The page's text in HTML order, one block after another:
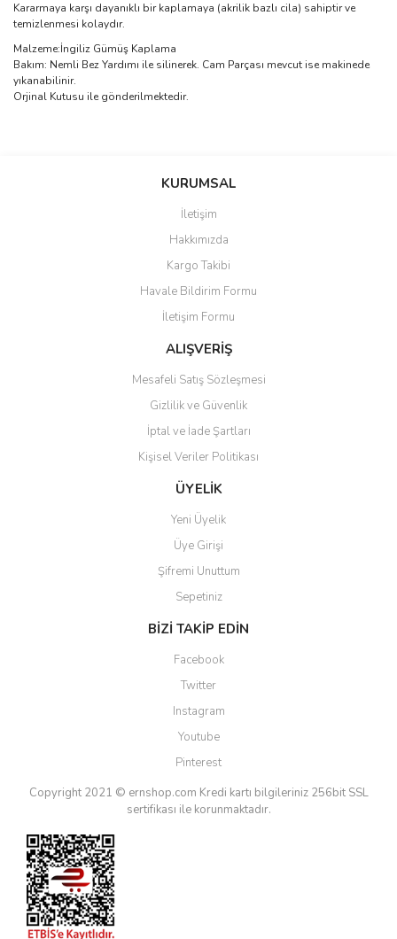
Kararmaya karşı dayanıklı bir kaplamaya (akrilik bazlı cila) sahiptir ve
temizlenmesi kolaydır.
Malzeme:İngiliz Gümüş Kaplama
Bakım: Nemli Bez Yardımı ile silinerek. Cam Parçası mevcut ise makinede
yıkanabilinir.
Orjinal Kutusu ile gönderilmektedir.
Bu ürüne ilk yorumu siz yapın!
Ürün resmi kalitesiz, bozuk veya görüntülenemiyor.
Ürün açıklamasında eksik bilgiler bulunuyor.
Ürün bilgilerinde hatalar bulunuyor.
Ürün fiyatı diğer sitelerden daha pahalı.
Bu ürüne benzer farklı alternatifler olmalı.
Gönder
KURUMSAL
İletişim
Hakkımızda
Kargo Takibi
Havale Bildirim Formu
İletişim Formu
ALIŞVERİŞ
Mesafeli Satış Sözleşmesi
Gizlilik ve Güvenlik
İptal ve İade Şartları
Kişisel Veriler Politikası
ÜYELİK
Yeni Üyelik
Üye Girişi
Şifremi Unuttum
Sepetiniz
BİZİ TAKİP EDİN
Facebook
Twitter
Instagram
Youtube
Pinterest
Copyright 2021 © ernshop.com Kredi kartı bilgileriniz 256bit SSL
sertifikası ile korunmaktadır.